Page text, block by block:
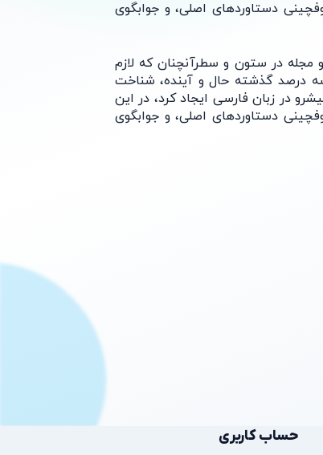
دستاوردهای اصلی، و جوابگوی
در ستون و سطرآنچنان که لازم
درصد گذشته حال و آینده، شناخت
در زبان فارسی ایجاد کرد، در این
دستاوردهای اصلی، و جوابگوی
حساب کاربری